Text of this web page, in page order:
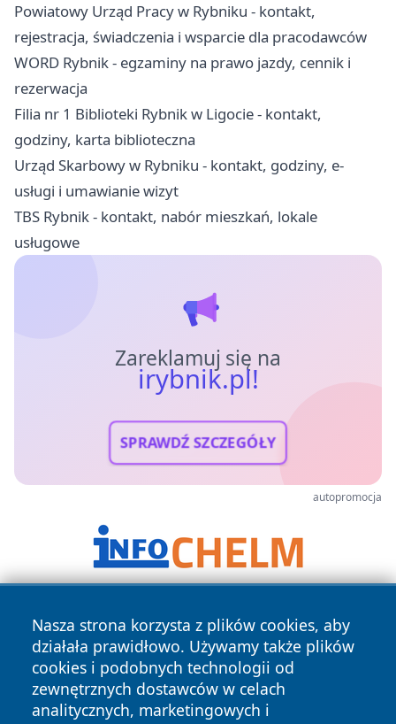
Powiatowy Urząd Pracy w Rybniku - kontakt,
rejestracja, świadczenia i wsparcie dla pracodawców
WORD Rybnik - egzaminy na prawo jazdy, cennik i
rezerwacja
Filia nr 1 Biblioteki Rybnik w Ligocie - kontakt,
godziny, karta biblioteczna
Urząd Skarbowy w Rybniku - kontakt, godziny, e-
usługi i umawianie wizyt
TBS Rybnik - kontakt, nabór mieszkań, lokale
usługowe
Zareklamuj się na
irybnik.pl!
SPRAWDŹ SZCZEGÓŁY
autopromocja
Nasza strona korzysta z plików cookies, aby
działała prawidłowo. Używamy także plików
cookies i podobnych technologii od
zewnętrznych dostawców w celach
analitycznych, marketingowych i
Copyright © 2026 irybnik.pl Wszystkie prawa zastrzeżone.